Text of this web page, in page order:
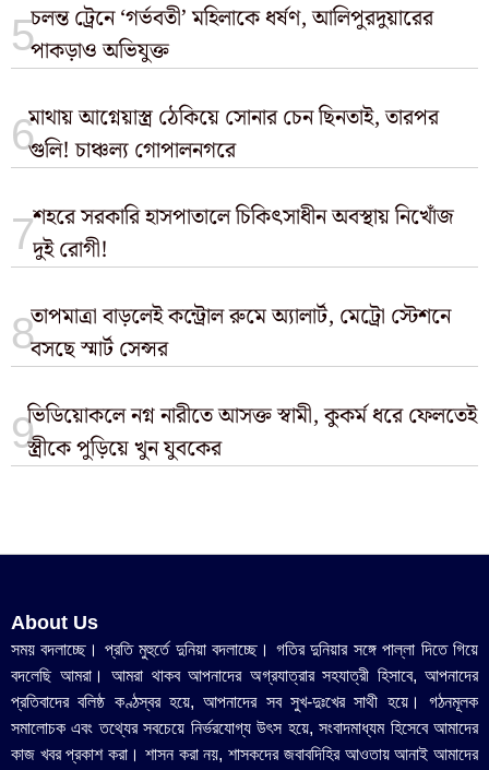
চলন্ত ট্রেনে ‘গর্ভবতী’ মহিলাকে ধর্ষণ, আলিপুরদুয়ারের
পাকড়াও অভিযুক্ত
মাথায় আগ্নেয়াস্ত্র ঠেকিয়ে সোনার চেন ছিনতাই, তারপর
গুলি! চাঞ্চল্য গোপালনগরে
শহরে সরকারি হাসপাতালে চিকিৎসাধীন অবস্থায় নিখোঁজ
দুই রোগী!
তাপমাত্রা বাড়লেই কন্ট্রোল রুমে অ্যালার্ট, মেট্রো স্টেশনে
বসছে স্মার্ট সেন্সর
ভিডিয়োকলে নগ্ন নারীতে আসক্ত স্বামী, কুকর্ম ধরে ফেলতেই
স্ত্রীকে পুড়িয়ে খুন যুবকের
About Us
সময় বদলাচ্ছে। প্রতি মুহুর্তে দুনিয়া বদলাচ্ছে। গতির দুনিয়ার সঙ্গে পাল্লা দিতে গিয়ে
বদলেছি আমরা। আমরা থাকব আপনাদের অগ্রযাত্রার সহযাত্রী হিসাবে, আপনাদের
প্রতিবাদের বলিষ্ঠ কণ্ঠস্বর হয়ে, আপনাদের সব সুখ-দুঃখের সাথী হয়ে। গঠনমূলক
সমালোচক এবং তথ্যের সবচেয়ে নির্ভরযোগ্য উ‍ৎস হয়ে, সংবাদমাধ্যম হিসেবে আমাদের
কাজ খবর প্রকাশ করা। শাসন করা নয়, শাসকদের জবাবদিহির আওতায় আনাই আমাদের